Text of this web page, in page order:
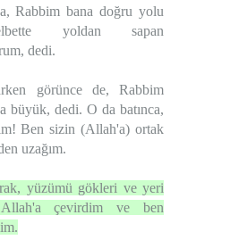
Rabbim bana doğru yolu
yoldan sapan
dedi.
görünce de, Rabbim
büyük, dedi. O da batınca,
Ben sizin (Allah'a) ortak
uzağım.
yüzümü gökleri ve yeri
çevirdim ve ben